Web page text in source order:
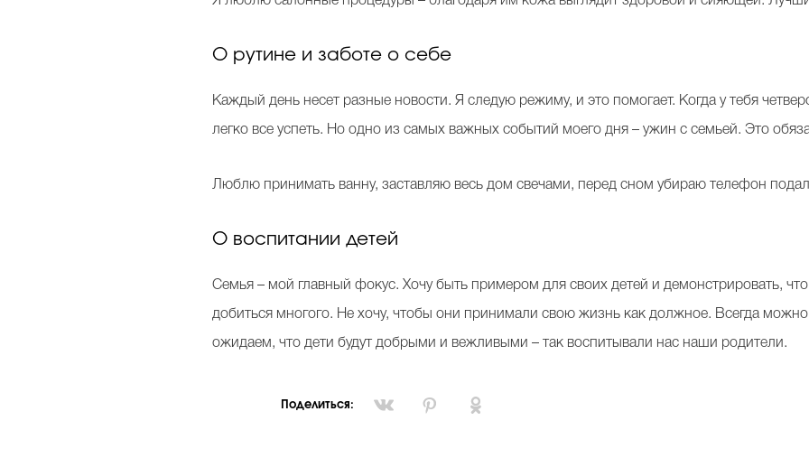
О рутине и заботе о себе
Каждый день несет разные новости. Я следую режиму, и это помогает. Когда у тебя
легко все успеть. Но одно из самых важных событий моего дня – ужин с семьей. Это
Люблю принимать ванну, заставляю весь дом свечами, перед сном убираю телефон
О воспитании детей
Семья – мой главный фокус. Хочу быть примером для своих детей и демонстрировать,
добиться многого. Не хочу, чтобы они принимали свою жизнь как должное. Всегда
ожидаем, что дети будут добрыми и вежливыми – так воспитывали нас наши родители.
Поделиться: